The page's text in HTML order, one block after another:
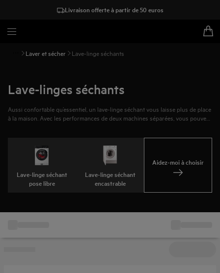
Livraison offerte à partir de 50 euros
Laver et sécher Lave-linge séchants
Lave-linges séchants
Aussi confortable qu’essentiel, un lave-linge séchant vous laisse plus de place
à la maison. Avec les performances de deux machines séparées, vous pouvez
état après chaque utilisation. Trouvez votre lave-linge séchant idéal qui
s’adapte à votre espace.
Lave-linge séchant
pose libre
Lave-linge séchant
encastrable
Aidez-moi à choisir